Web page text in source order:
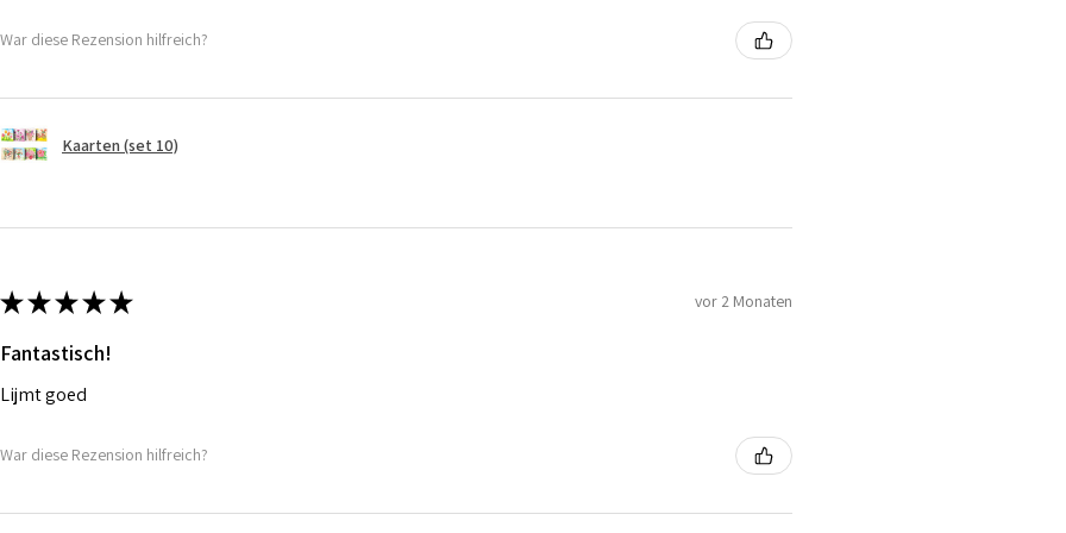
War diese Rezension hilfreich?
Kaarten (set 10)
★★★★★ vor 2 Monaten
Fantastisch!
Lijmt goed
War diese Rezension hilfreich?